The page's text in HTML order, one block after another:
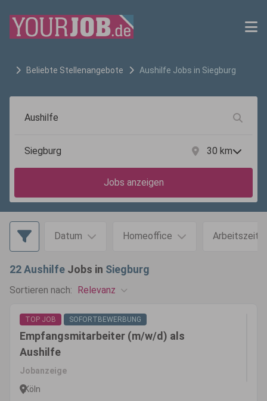
Beliebte Stellenangebote Aushilfe Jobs in Siegburg
30 km
Jobs anzeigen
Datum Homeoffice Arbeitszeit
22Aushilfe Jobs in Siegburg
Sortieren nach: Relevanz
TOP JOB SOFORTBEWERBUNG
Empfangsmitarbeiter (m/w/d) als
Aushilfe
Jobanzeige
Köln